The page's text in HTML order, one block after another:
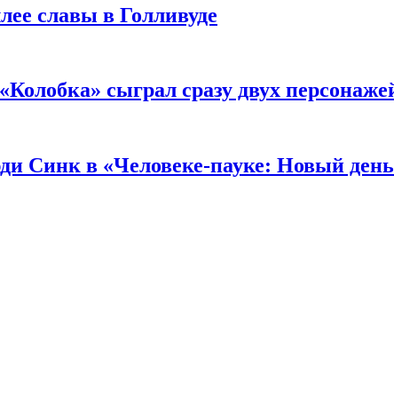
славы в Голливуде
сыграл сразу двух
Синк в «Человеке-пауке: Новый